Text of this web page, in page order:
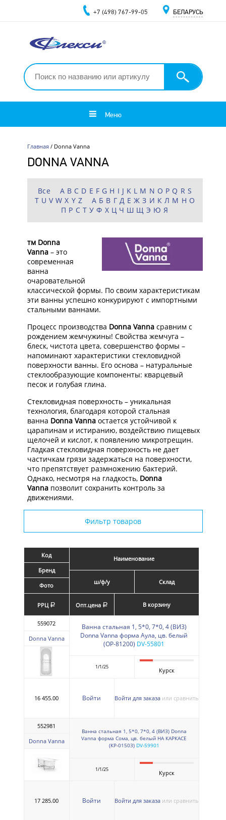
+7 (498) 767-99-05 БЕЛАРУСЬ
Меню
Главная/ Donna Vanna
DONNA VANNA
Все A B C D E F G H I J K L M N O P Q R S
T U V W X Y Z А Б В Г Д Е Ж З И К Л М Н О
П Р С Т У Ф Х Ц Ч Ш Щ Э Ю Я
тм Donna
Vanna– это
современная
ванна
очаровательной
классической формы. По своим характеристикам
эти ванны успешно конкурируют с импортными
стальными ваннами.
Процесс производства Donna Vannaсравним с
рождением жемчужины! Свойства жемчуга –
блеск, чистота цвета, совершенство формы –
напоминают характеристики стекловидной
поверхности ванны. Его основа – натуральные
стеклообразующие компоненты: кварцевый
песок и голубая глина.
Стекловидная поверхность – уникальная
технология, благодаря которой стальная
ванна Donna Vannaостается устойчивой к
царапинам и истиранию, воздействию пищевых
щелочей и кислот, к появлению микротрещин.
Гладкая стекловидная поверхность не дает
частичкам грязи задержаться на поверхности,
что препятствует размножению бактерий.
Однако, несмотря на гладкость, Donna
Vannaпозволит сохранить контроль за
движениями.
Фильтр товаров
Код
Бренд
Фото
Наименование
ш/ф/у Склад
РРЦ a Опт.цена a В корзину
559072
Donna Vanna
Ванна стальная 1, 5*0, 7*0, 4 (ВИЗ)
Donna Vanna форма Аула, цв. белый
(ОР-81200) DV-55801
1/1/25 Курск
16 455.00 Войти Войти для заказа или сравнить
552981
Donna Vanna
Ванна стальная 1, 5*0, 7*0, 4 (ВИЗ) Donna
Vanna форма Сома, цв. белый НА КАРКАСЕ
(КР-01503) DV-59901
1/1/25 Курск
17 285.00 Войти Войти для заказа или сравнить